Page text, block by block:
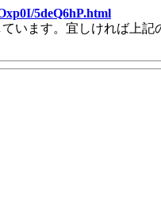
5deQ6hP.html
います。宜しければ上